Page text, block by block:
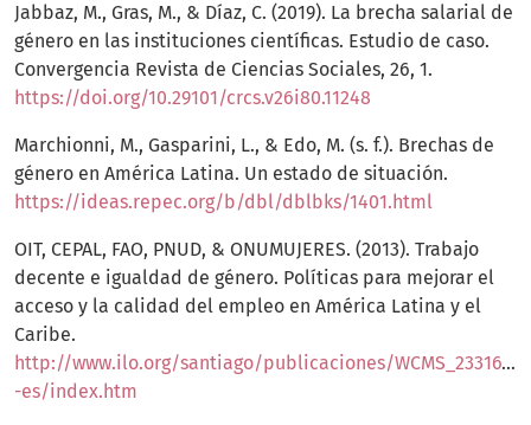
Jabbaz, M., Gras, M., & Díaz, C. (2019). La brecha salarial de
género en las instituciones científicas. Estudio de caso.
Convergencia Revista de Ciencias Sociales, 26, 1.
https://doi.org/10.29101/crcs.v26i80.11248
Marchionni, M., Gasparini, L., & Edo, M. (s. f.). Brechas de
género en América Latina. Un estado de situación.
https://ideas.repec.org/b/dbl/dblbks/1401.html
OIT, CEPAL, FAO, PNUD, & ONUMUJERES. (2013). Trabajo
decente e igualdad de género. Políticas para mejorar el
acceso y la calidad del empleo en América Latina y el
Caribe.
http://www.ilo.org/santiago/publicaciones/WCMS_233161/
-es/index.htm